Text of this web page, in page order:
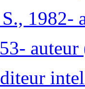
1982-
auteur